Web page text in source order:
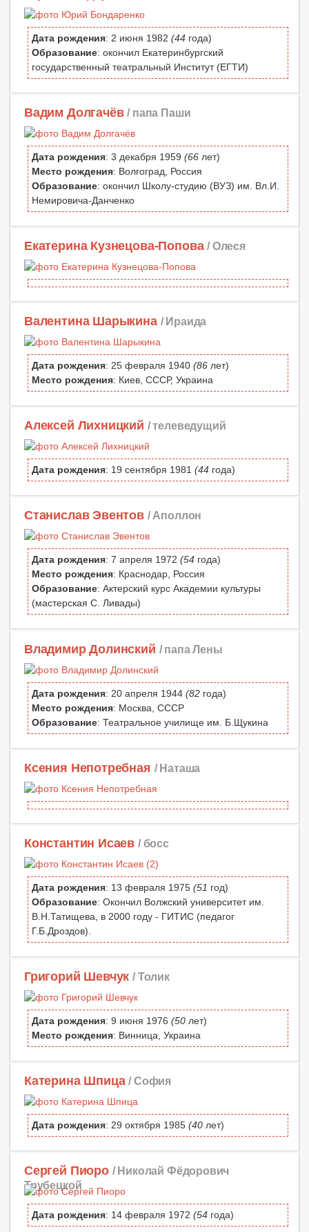
Дата рождения: 2 июня 1982 (44 года)
Образование: окончил Екатеринбургский
государственный театральный Институт (ЕГТИ)
Вадим Долгачёв / папа Паши
Дата рождения: 3 декабря 1959 (66 лет)
Место рождения: Волгоград, Россия
Образование: окончил Школу-студию (ВУЗ) им. Вл.И.
Немировича-Данченко
Екатерина Кузнецова-Попова / Олеся
Валентина Шарыкина / Ираида
Дата рождения: 25 февраля 1940 (86 лет)
Место рождения: Киев, СССР, Украина
Алексей Лихницкий / телеведущий
Дата рождения: 19 сентября 1981 (44 года)
Станислав Эвентов / Аполлон
Дата рождения: 7 апреля 1972 (54 года)
Место рождения: Краснодар, Россия
Образование: Актерский курс Академии культуры
(мастерская С. Ливады)
Владимир Долинский / папа Лены
Дата рождения: 20 апреля 1944 (82 года)
Место рождения: Москва, СССР
Образование: Театральное училище им. Б.Щукина
Ксения Непотребная / Наташа
Константин Исаев / босс
Дата рождения: 13 февраля 1975 (51 год)
Образование: Окончил Волжский университет им.
В.Н.Татищева, в 2000 году - ГИТИС (педагог
Г.Б.Дроздов).
Григорий Шевчук / Толик
Дата рождения: 9 июня 1976 (50 лет)
Место рождения: Винница, Украина
Катерина Шпица / София
Дата рождения: 29 октября 1985 (40 лет)
Сергей Пиоро / Николай Фёдорович
Трубецкой
Дата рождения: 14 февраля 1972 (54 года)